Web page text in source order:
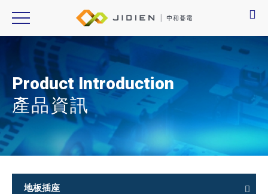
Product Introduction
產品資訊
地板插座